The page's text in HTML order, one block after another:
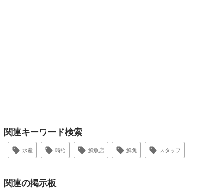
関連キーワード検索
水産 時給 鮮魚店 鮮魚 スタッフ
関連の掲示板